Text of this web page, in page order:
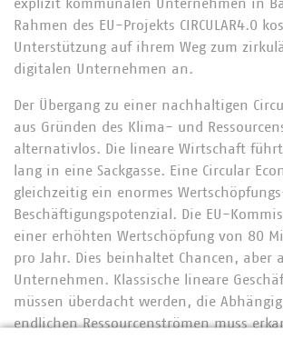
explizit kommunalen Unternehmen in
Rahmen des EU-Projekts CIRCULAR4.0
Unterstützung auf ihrem Weg zum
digitalen Unternehmen an.
Der Übergang zu einer nachhaltigen
aus Gründen des Klima- und
alternativlos. Die lineare Wirtschaft
lang in eine Sackgasse. Eine Circular
gleichzeitig ein enormes
Beschäftigungspotenzial. Die EU-
einer erhöhten Wertschöpfung von 80
pro Jahr. Dies beinhaltet Chancen, aber
Unternehmen. Klassische lineare
müssen überdacht werden, die
endlichen Ressourcenströmen muss